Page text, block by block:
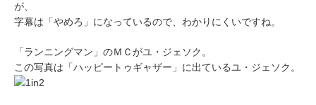
が、
字幕は「やめろ」になっているので、わかりにくいですね。
「ランニングマン」のＭＣがユ・ジェソク。
この写真は「ハッピートゥギャザー」に出ているユ・ジェソク。